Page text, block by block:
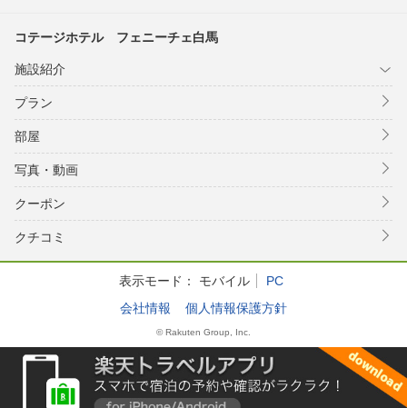
コテージホテル フェニーチェ白馬
施設紹介
プラン
部屋
写真・動画
クーポン
クチコミ
表示モード： モバイル
PC
会社情報
個人情報保護方針
© Rakuten Group, Inc.